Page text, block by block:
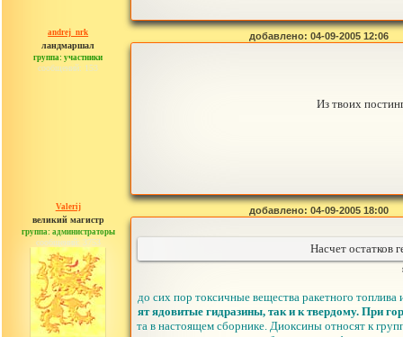
andrej_nrk
ландмаршал
группа: участники
сообщений: 153
добавлено: 04-09-2005 12:06
Из твоих
Valerij
великий магистр
группа: администраторы
сообщений: 3753
добавлено: 04-09-2005 18:00
Насчет остатков
до сих пор токсичные вещества ракетного
ят ядовитые гидразины, так и к твердому. При
та в настоящем сборнике. Диоксины относят к